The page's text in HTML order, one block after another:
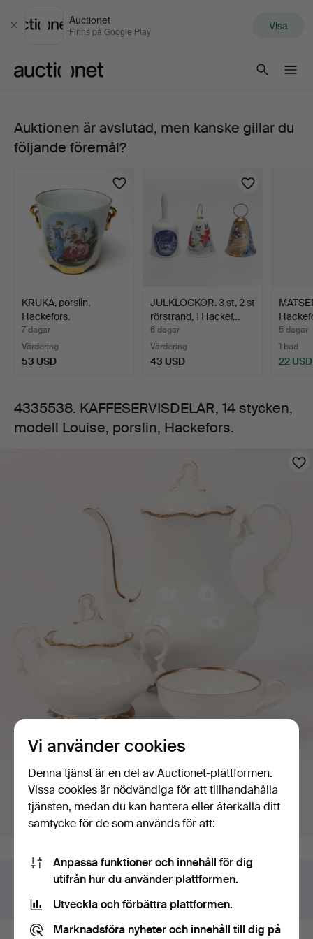
Stäng
Auctionet
Finns på Google Play Visa
KAFFESERVISDELAR,
stycken,
modell
Louise,
porslin,
Hackefors.
Auktionen är avslutad, men kanske gillar du
följande föremål?
KRUKA, porslin,
Hackefors.
7 dagar
Värdering
53 USD
JULKLOCKOR. 3 st, 2 st
rörstrand, 1 Hackef…
6 dagar
Värdering
43 USD
5 dagar
1 bud
22 USD
4335538. KAFFESERVISDELAR, 14 stycken,
modell Louise, porslin, Hackefors.
Budgivning
Högsta bud:
Inga bud
43 USD
Avslutad
30 jun 2025 kl. 14:15 EDT
Har du något liknande att sälja?
Gör en kostnadsfri värdering!
Vi använder cookies
Denna tjänst är en del av Auctionet-plattformen.
Vissa cookies är nödvändiga för att tillhandahålla
tjänsten, medan du kan hantera eller återkalla ditt
samtycke för de som används för att:
Anpassa funktioner och innehåll för dig
utifrån hur du använder plattformen.
Utveckla och förbättra plattformen.
Marknadsföra nyheter och innehåll till dig på